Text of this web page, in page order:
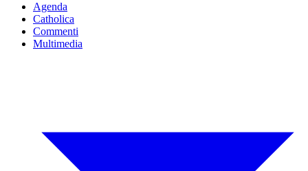
Agenda
Catholica
Commenti
Multimedia